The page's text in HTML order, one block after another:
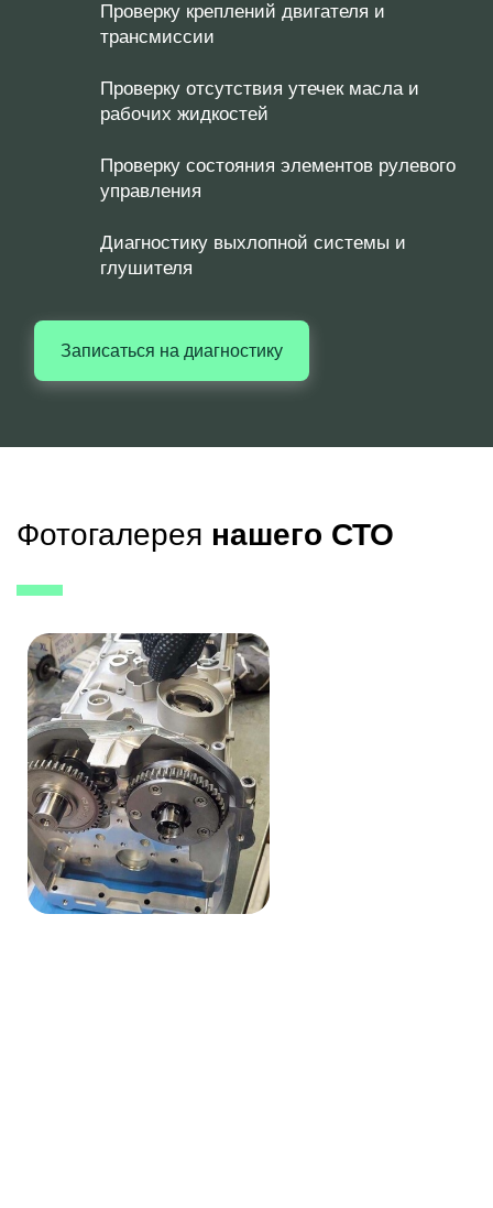
Проверку креплений двигателя и
трансмиссии
Проверку отсутствия утечек масла и
рабочих жидкостей
Проверку состояния элементов рулевого
управления
Диагностику выхлопной системы и
глушителя
Записаться на диагностику
Фотогалерея нашего СТО